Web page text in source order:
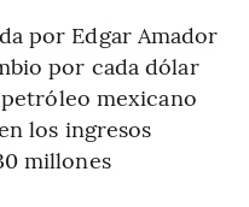
por Edgar Amador
por cada dólar
mexicano
los ingresos
millones